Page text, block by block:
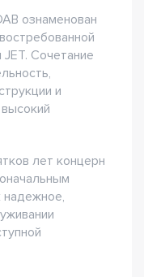
ознаменован
Сочетание
и
лет концерн
надежное,